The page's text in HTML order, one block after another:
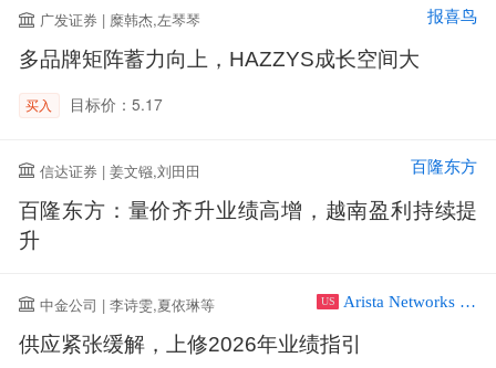
广发证券 | 糜韩杰,左琴琴 报喜鸟
多品牌矩阵蓄力向上，HAZZYS成长空间大
买入 目标价：5.17
信达证券 | 姜文镪,刘田田 百隆东方
百隆东方：量价齐升业绩高增，越南盈利持续提
升
中金公司 | 李诗雯,夏依琳等 US Arista Networks Inc
供应紧张缓解，上修2026年业绩指引